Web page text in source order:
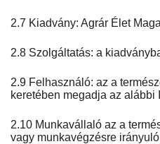
2.7 Kiadvány: Agrár Élet
2.8 Szolgáltatás: a
2.9 Felhasználó: az a
keretében megadja az alábbi
2.10 Munkavállaló az a
vagy munkavégzésre